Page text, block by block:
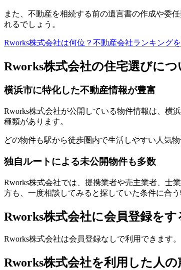
また、不動産を相続する前の遺言書の作成や委
れるでしょう。
Rworks株式会社は何位？不動産会社ランキング
Rworks株式会社の住宅選びにつ
横浜市に特化した不動産情報が豊富
Rworks株式会社が公開している物件情報は、横
種類があります。
どの物件も駅から徒歩圏内で生活しやすい人気
独自ルートによる未公開物件も多数
Rworks株式会社では、提携業者や売主業者、士
方も、一度相談してみると探していた条件に合
Rworks株式会社に会員登録をす
Rworks株式会社は会員登録なしで利用できます。
Rworks株式会社を利用した人の